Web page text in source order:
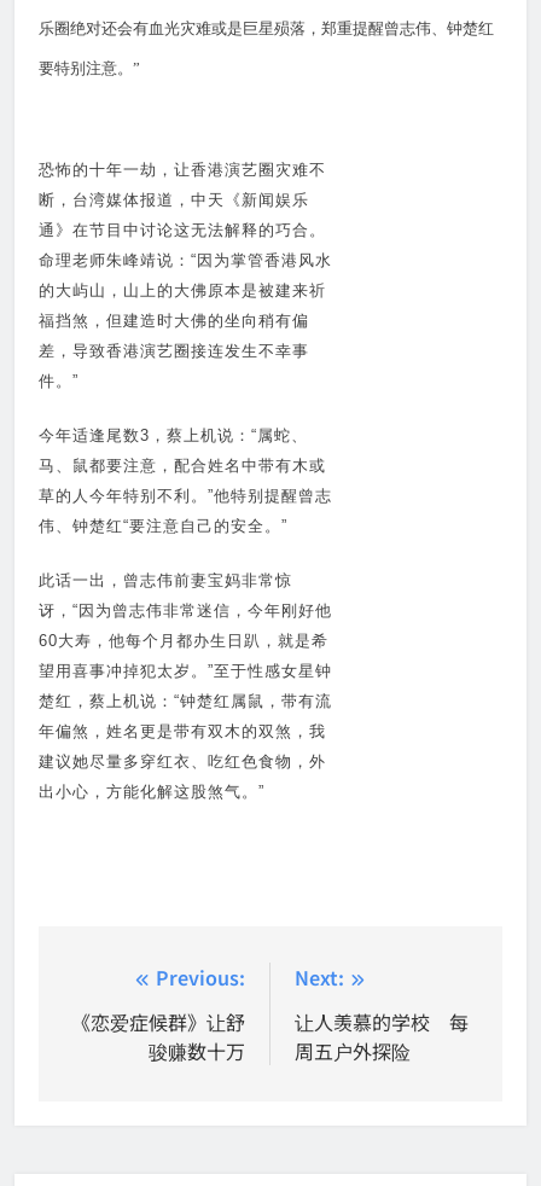
乐圈绝对还会有血光灾难或是巨星殒落，郑重提醒曾志伟、钟楚红
要特别注意。”
恐怖的十年一劫，让香港演艺圈灾难不
断，台湾媒体报道，中天《新闻娱乐
通》在节目中讨论这无法解释的巧合。
命理老师朱峰靖说：“因为掌管香港风水
的大屿山，山上的大佛原本是被建来祈
福挡煞，但建造时大佛的坐向稍有偏
差，导致香港演艺圈接连发生不幸事
件。”
今年适逢尾数3，蔡上机说：“属蛇、
马、鼠都要注意，配合姓名中带有木或
草的人今年特别不利。”他特别提醒曾志
伟、钟楚红“要注意自己的安全。”
此话一出，曾志伟前妻宝妈非常惊
讶，“因为曾志伟非常迷信，今年刚好他
60大寿，他每个月都办生日趴，就是希
望用喜事冲掉犯太岁。”至于性感女星钟
楚红，蔡上机说：“钟楚红属鼠，带有流
年偏煞，姓名更是带有双木的双煞，我
建议她尽量多穿红衣、吃红色食物，外
出小心，方能化解这股煞气。”
navigation
Previous:
《恋爱症候群》让舒
骏赚数十万
Next:
让人羡慕的学校 每
周五户外探险